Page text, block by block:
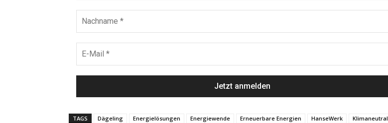
TAGS Dägeling Energielösungen Energiewende Erneuerbare Energien HanseWerk
Klimaneutral